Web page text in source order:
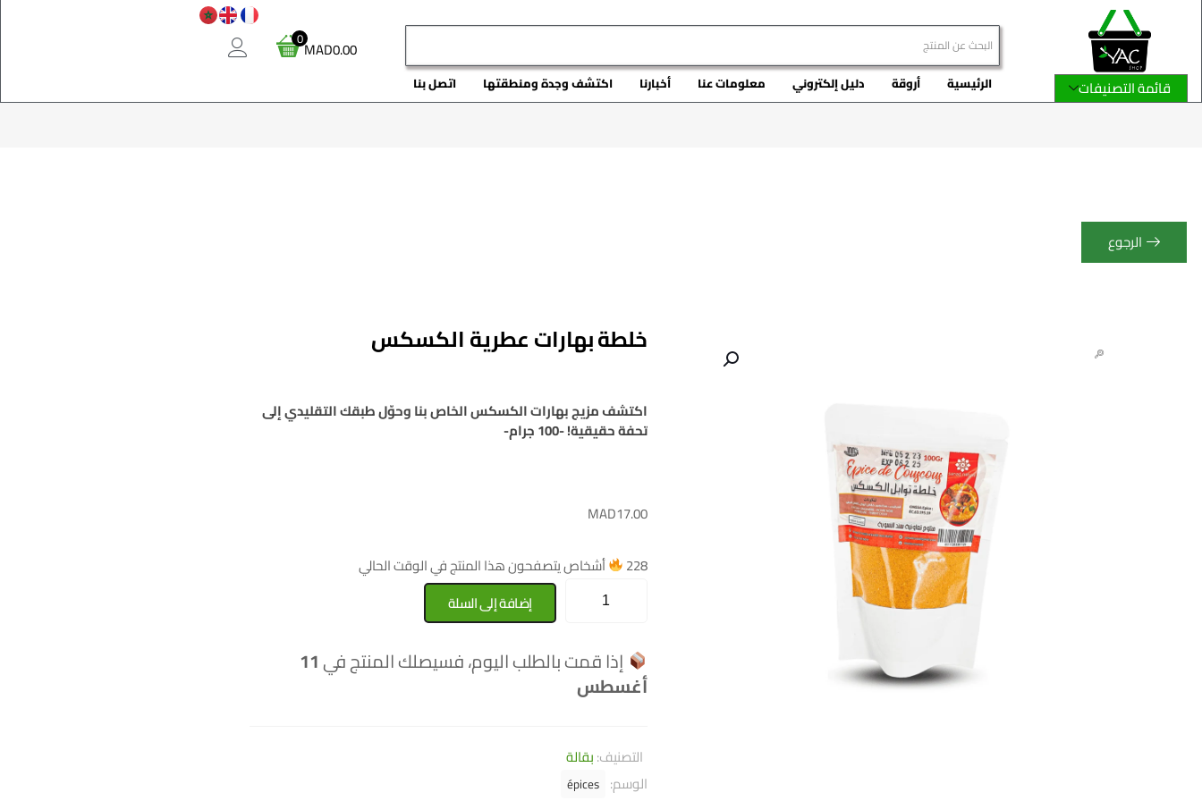
قائمة التصنيفات الرئيسية أروقة دليل إلكتروني معلومات عنا أخبارنا اكتشف وجدة ومنطقتها اتصل بنا
MAD0.00
0
الرجوع
خلطة بهارات عطرية الكسكس
اكتشف مزيج بهارات الكسكس الخاص بنا وحوّل طبقك التقليدي إلى
تحفة حقيقية! -100 جرام-
MAD17.00
228
أشخاص يتصفحون هذا المنتج في الوقت الحالي
إضافة إلى السلة
إذا قمت بالطلب اليوم، فسيصلك المنتج في11
أغسطس
التصنيف:بقالة
الوسم: épices